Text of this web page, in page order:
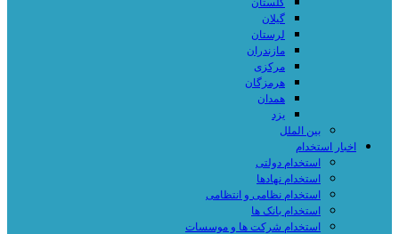
گلستان
گیلان
لرستان
مازندران
مرکزی
هرمزگان
همدان
یزد
بین الملل
اخبار استخدام
استخدام دولتی
استخدام نهادها
استخدام نظامی و انتظامی
استخدام بانک ها
استخدام شرکت ها و موسسات